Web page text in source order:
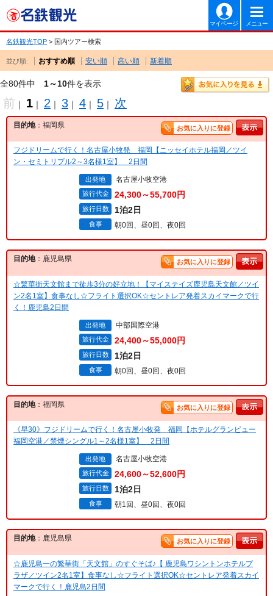
マイページ メニュー
名鉄観光TOP > 国内ツアー検索
並び順: おすすめ順 安い順 高い順 新着順
全80件中 1～10件を表示
前 ｜ 1 ｜ 2 ｜ 3 ｜ 4 ｜ 5 ｜ 次
目的地：福岡県 お気に入りに登録
フジドリームで行く！名古屋小牧発 福岡【ニッセイホテル福岡／ツイ
ン・セミトリプル2～3名様1室】 2日間
出発地 名古屋小牧空港
旅行代金 24,300～55,700円
旅行日数 1泊2日
食事 朝0回、昼0回、夜0回
目的地：鹿児島県 お気に入りに登録
☆繁華街天文館まで徒歩3分の好立地！【マイステイズ鹿児島天文館／ツイ
ン2名1室】食事なし☆フライト選択OK☆セントレア発着スカイマークで行
く！鹿児島2日間
出発地 中部国際空港
旅行代金 24,400～55,000円
旅行日数 1泊2日
食事 朝0回、昼0回、夜0回
目的地：福岡県 お気に入りに登録
《早30》フジドリームで行く！名古屋小牧発 福岡【ホテルグランビュー
福岡空港／禁煙シングル1～2名様1室】 2日間
出発地 名古屋小牧空港
旅行代金 24,600～52,600円
旅行日数 1泊2日
食事 朝1回、昼0回、夜0回
目的地：鹿児島県 お気に入りに登録
☆鹿児島一の繁華街「天文館」のすぐそば♪【 鹿児島ワシントンホテルプ
ラザ／ツイン2名1室】食事なし☆フライト選択OK☆セントレア発着スカイ
マークで行く！鹿児島2日間